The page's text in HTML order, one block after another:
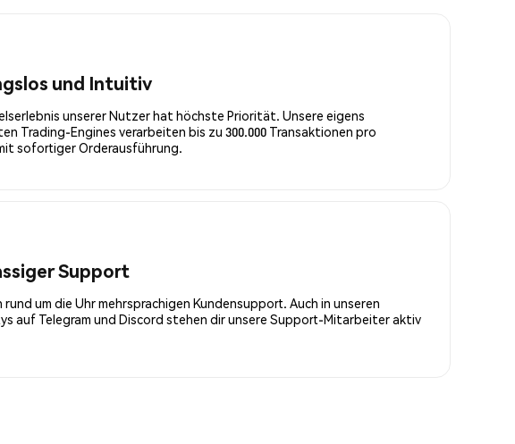
und Intuitiv
unserer Nutzer hat höchste Priorität. Unsere eigens
Trading-Engines verarbeiten bis zu 300.000 Transaktionen pro
sofortiger Orderausführung.
Support
um die Uhr mehrsprachigen Kundensupport. Auch in unseren
auf Telegram und Discord stehen dir unsere Support-Mitarbeiter aktiv